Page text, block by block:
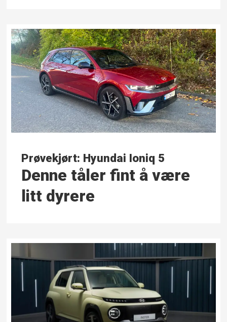
Prøvekjørt: Hyundai Ioniq 5
Denne tåler fint å være
litt dyrere